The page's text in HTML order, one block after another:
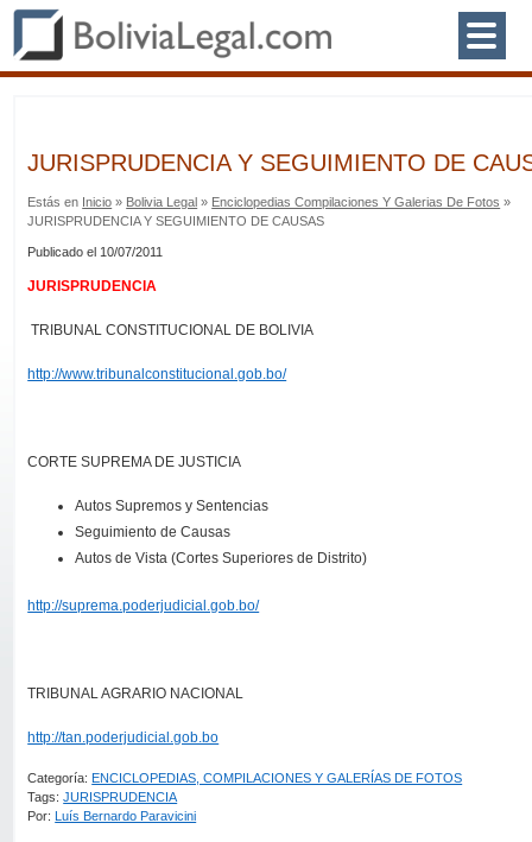
JURISPRUDENCIA Y SEGUIMIENTO DE
Estás en Inicio » Bolivia Legal » Enciclopedias Compilaciones Y Galerias De Fotos »
JURISPRUDENCIA Y SEGUIMIENTO DE CAUSAS
Publicado el 10/07/2011
JURISPRUDENCIA
TRIBUNAL CONSTITUCIONAL DE BOLIVIA
http://www.tribunalconstitucional.gob.bo/
CORTE SUPREMA DE JUSTICIA
Autos Supremos y Sentencias
Seguimiento de Causas
Autos de Vista (Cortes Superiores de Distrito)
http://suprema.poderjudicial.gob.bo/
TRIBUNAL AGRARIO NACIONAL
http://tan.poderjudicial.gob.bo
Categoría: ENCICLOPEDIAS, COMPILACIONES Y GALERÍAS DE FOTOS
Tags:JURISPRUDENCIA
Por: Luís Bernardo Paravicini